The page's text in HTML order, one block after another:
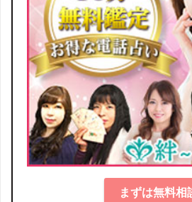
まずは無料相